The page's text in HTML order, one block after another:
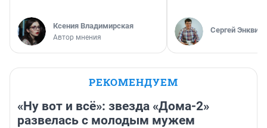
Ксения Владимирская
Автор мнения
Сергей Энквист
РЕКОМЕНДУЕМ
«Ну вот и всё»: звезда «Дома-2»
развелась с молодым мужем